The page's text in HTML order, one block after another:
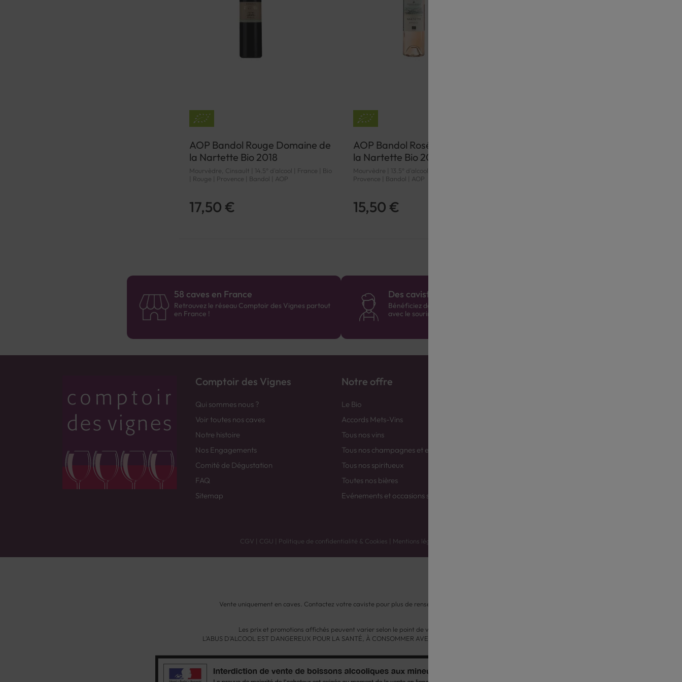
AOP Bandol Rouge Domaine de
la Nartette Bio 2018
Mourvèdre, Cinsault | 14.5° d'alcool | France | Bio
| Rouge | Provence | Bandol | AOP
17,50 €
AOP Bandol Rosé Domaine de
la Nartette Bio 2023
Mourvèdre | 13.5° d'alcool | France | Bio | Rosé |
Provence | Bandol | AOP
15,50 €
58 caves en France
Retrouvez le réseau Comptoir des Vignes partout
en France !
Des cavistes à votre écoute
Bénéficiez de conseils sur-mesure et repartez
avec le sourire :)
Comptoir des Vignes
Qui sommes nous ?
Voir toutes nos caves
Notre histoire
Nos Engagements
Comité de Dégustation
FAQ
Sitemap
Notre offre
Le Bio
Accords Mets-Vins
Tous nos vins
Tous nos champagnes et efferverscents
Tous nos spiritueux
Toutes nos bières
Evénements et occasions spéciales
CGV | CGU | Politique de confidentialité & Cookies | Mentions légales
Vente uniquement en caves. Contactez votre caviste pour plus de renseignements.
Les prix et promotions affichés peuvent varier selon le point de vente.
L'ABUS D'ALCOOL EST DANGEREUX POUR LA SANTÉ, À CONSOMMER AVEC MODÉRATION.